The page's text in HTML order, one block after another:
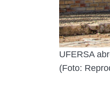
UFERSA
(Foto: